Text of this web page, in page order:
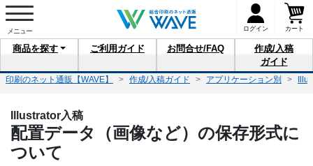
ログイン カート
商品を探す ご利用 ガイド お問合せ/FAQ
作成/入稿
ガイド
印刷のネット通販【WAVE】 作成/入稿ガイド アプリケーション別
Illustrator入稿
配置データ（画像など）の保存形式に
ついて